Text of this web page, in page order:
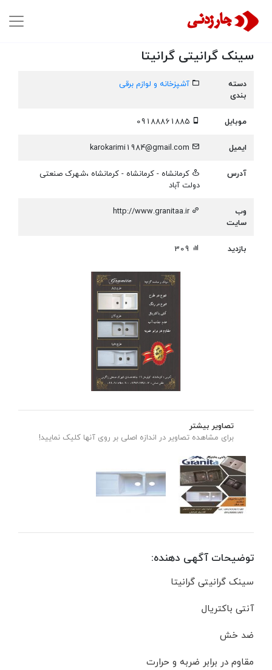
سینک گرانیتی گرانیتا
دسته
بندی
آشپزخانه و لوازم برقی
موبایل
ایمیل
karokarimi1984@gmail.com
آدرس
كرمانشاه - کرمانشاه - کرمانشاه ،شهرک صنعتی
دولت آباد
وب
سایت
http://www.granitaa.ir
بازدید
تصاویر بیشتر
برای مشاهده تصاویر در اندازه اصلی بر روی آنها کلیک نمایید!
توضیحات آگهی دهنده:
سینک گرانیتی گرانیتا
آنتی باکتریال
ضد خش
مقاوم در برابر ضربه و حرارت